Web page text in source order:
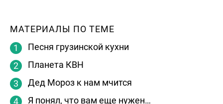
МАТЕРИАЛЫ ПО ТЕМЕ
Песня грузинской кухни
Планета КВН
Дед Мороз к нам мчится
Я понял, что вам еще нужен…